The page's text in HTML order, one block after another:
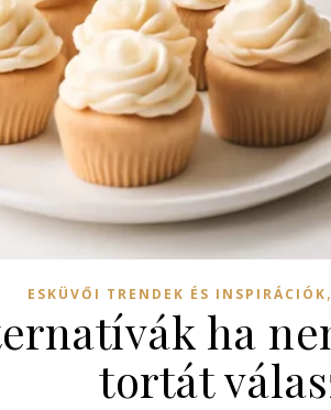
ESKÜVŐI TRENDEK ÉS INSPIRÁCIÓK,
ha
tortát